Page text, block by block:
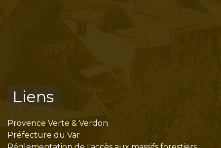
Liens
Provence Verte & Verdon
Préfecture du Var